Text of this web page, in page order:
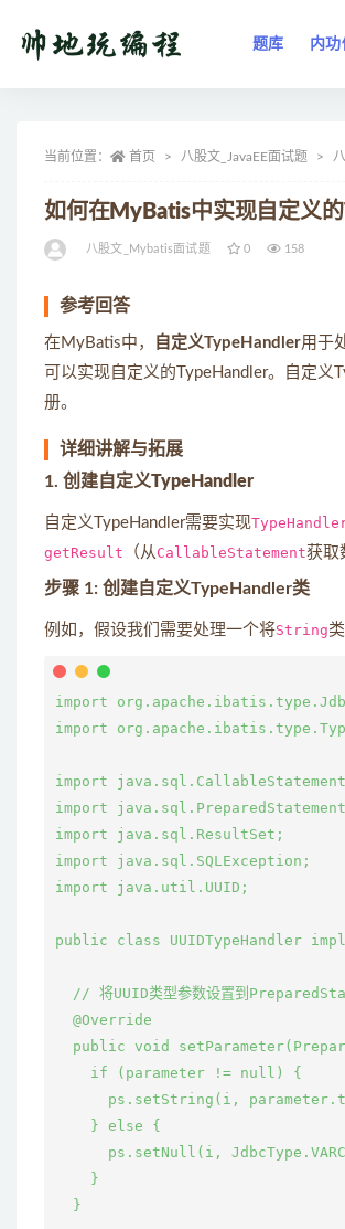
题库 内功
当前位置： 首页 八股文_JavaEE面试题
如何在MyBatis中实现自定义
八股文_Mybatis面试题 0 158
参考回答
在MyBatis中， 自定义TypeHandler用于
可以实现自定义的TypeHandler。自定义
册。
详细讲解与拓展
1. 创建自定义TypeHandler
自定义TypeHandler需要实现
getResult （从CallableStatement获取
步骤 1: 创建自定义TypeHandler类
例如，假设我们需要处理一个将String
import
import
import
import
import java.sql.ResultSet;
import java.sql.SQLException;
import java.util.UUID;
public class UUIDTypeHandler
// 将UUID类型参数设置到
  @Override
public void
    if (parameter != null) {
ps.setString(i,
    } else {
ps.setNull(i,
    }
  }